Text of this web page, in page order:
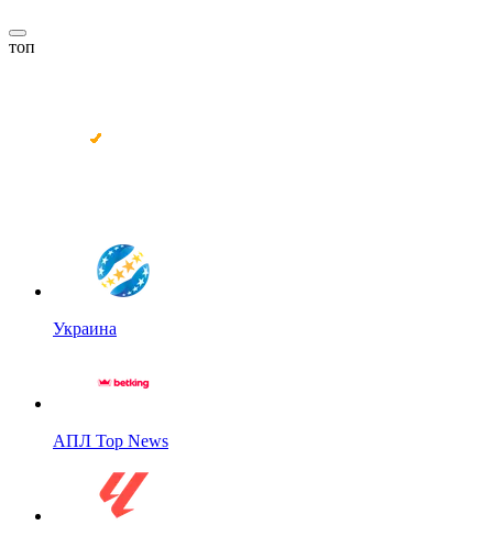
топ
Украина
АПЛ Top News